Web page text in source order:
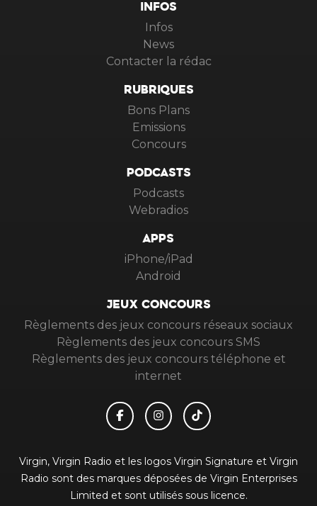
INFOS
Infos
News
Contacter la rédac
RUBRIQUES
Bons Plans
Emissions
Concours
PODCASTS
Podcasts
Webradios
APPS
iPhone/iPad
Android
JEUX CONCOURS
Règlements des jeux concours réseaux sociaux
Règlements des jeux concours SMS
Règlements des jeux concours téléphone et
internet
Virgin, Virgin Radio et les logos Virgin Signature et Virgin
Radio sont des marques déposées de Virgin Enterprises
Limited et sont utilisés sous licence.